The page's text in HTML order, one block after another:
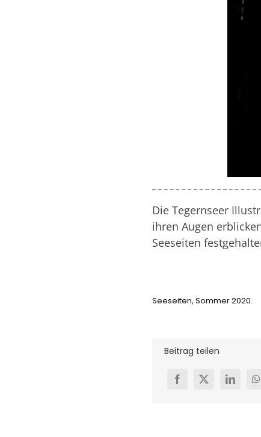
Die Tegernseer
ihren Augen
Seeseiten
Seeseiten, Sommer 2020.
Beitrag teilen